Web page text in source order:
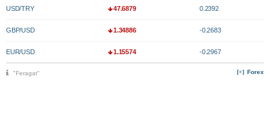
USD/TRY 47.6879 0.2392
GBP/USD 1.34886 -0.2683
EUR/USD 1.15574 -0.2967
Forex
"Feragat"